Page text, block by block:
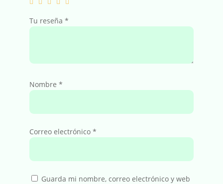
Tu reseña *
Nombre *
Correo electrónico *
Guarda mi nombre, correo electrónico y web